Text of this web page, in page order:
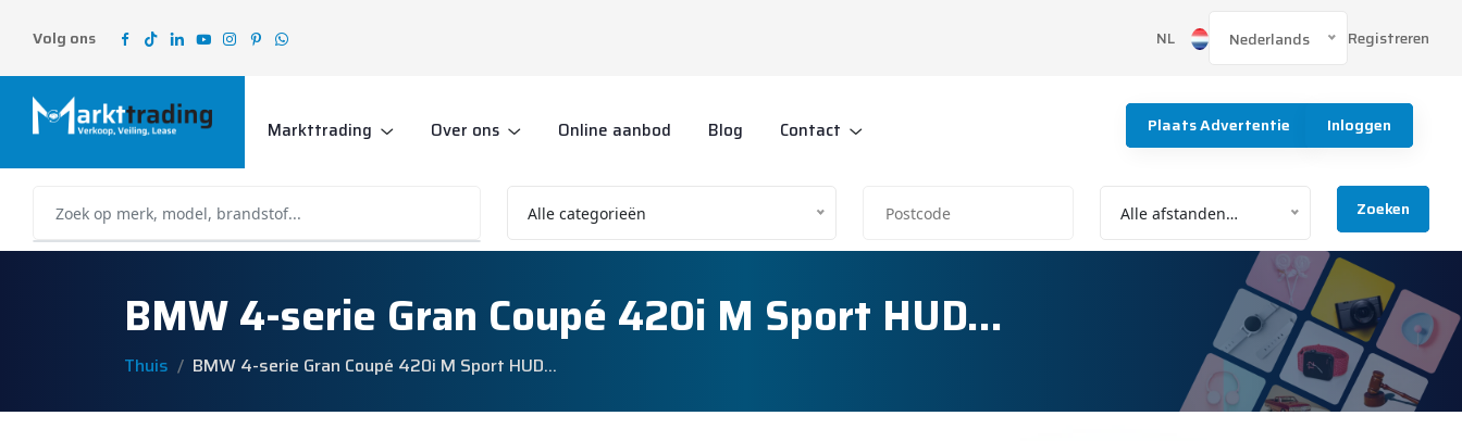
Volg ons NL Nederlands Registreren
Markttrading Over ons Online aanbod Blog Contact Plaats Advertentie Inloggen
Alle categorieën Alle afstanden… Zoeken
BMW 4-serie Gran Coupé 420i M Sport HUD…
Thuis BMW 4-serie Gran Coupé 420i M Sport HUD…